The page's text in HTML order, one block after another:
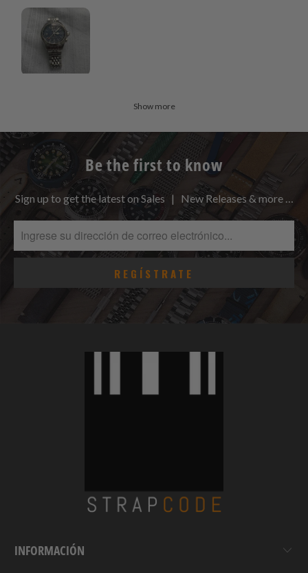
Show more
Be the first to know
Sign up to get the latest on Sales | New Releases & more …
INFORMACIÓN